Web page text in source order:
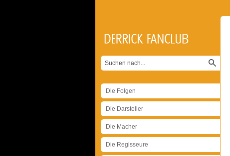
Die Folgen
Die Darsteller
Die Macher
Die Regisseure